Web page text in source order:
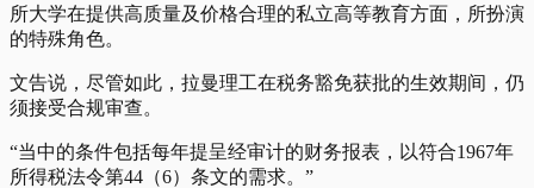
所大学在提供高质量及价格合理的私立高等教育方面，所扮演
的特殊角色。
文告说，尽管如此，拉曼理工在税务豁免获批的生效期间，仍
须接受合规审查。
“当中的条件包括每年提呈经审计的财务报表，以符合1967年
所得税法令第44（6）条文的需求。”